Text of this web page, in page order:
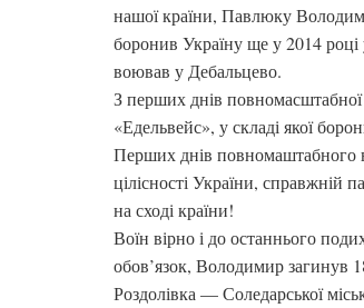
нашої країни, Павлюку
боронив Україну ще у 2014
воював у Дебальцево.
З перших днів
«Едельвейс», у складі якої
Перших днів повномаштабного
цілісності України, справжній
на сході країни!
Воїн вірно і до останнього
обов’язок, Володимир загинув
Роздолівка — Соледарської